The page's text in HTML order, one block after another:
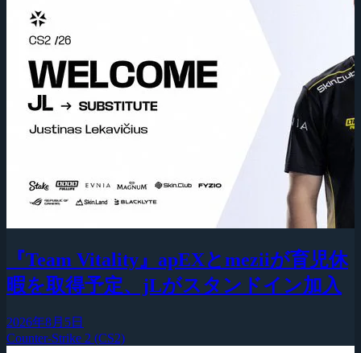
『Team Vitality』apEXとmeziiが育児休
暇を取得予定、jLがスタンドイン加入
2026年8月5日
Counter-Strike 2 (CS2)